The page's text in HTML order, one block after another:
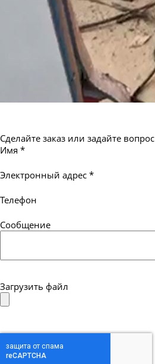
Сделайте заказ или задайте вопрос
Имя *
Электронный адрес *
Телефон
Сообщение
Загрузить файл